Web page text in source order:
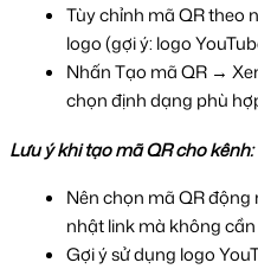
Tùy chỉnh mã QR theo
logo (gợi ý: logo
Nhấn Tạo mã QR →
chọn định dạng phù
Lưu ý khi tạo mã QR cho kênh:
Nên chọn mã QR
nhật link mà không cần
Gợi ý sử dụng logo